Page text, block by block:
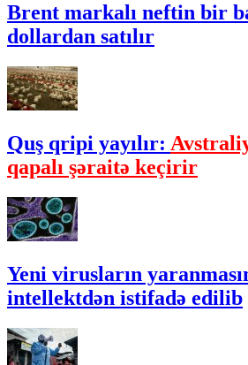
Brent markalı neftin bir
dollardan satılır
Quş qripi yayılır:
qapalı şəraitə keçirir
Yeni virusların
intellektdən istifadə edilib